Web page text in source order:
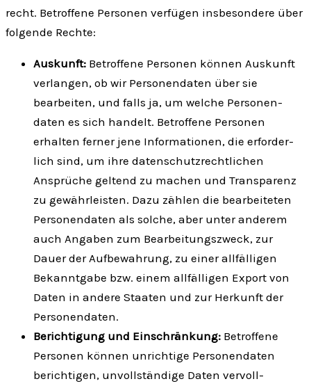
recht. Betroffene Personen verfügen insbesondere über
folgende Rechte:
Auskunft: Betroffene Personen können Auskunft
verlangen, ob wir Personen­daten über sie
bearbeiten, und falls ja, um welche Personen­
daten es sich handelt. Betroffene Personen
erhalten ferner jene Infor­mationen, die erforder­
lich sind, um ihre daten­schutz­rechtlichen
Ansprüche geltend zu machen und Trans­parenz
zu gewähr­leisten. Dazu zählen die bearbeiteten
Personen­daten als solche, aber unter anderem
auch Angaben zum Bearbeitungs­zweck, zur
Dauer der Auf­bewahrung, zu einer all­fälligen
Bekannt­gabe bzw. einem all­fälligen Export von
Daten in andere Staaten und zur Herkunft der
Personen­daten.
Berichtigung und Einschränkung: Betroffene
Personen können unrichtige Personen­daten
berichtigen, unvoll­ständige Daten vervoll­